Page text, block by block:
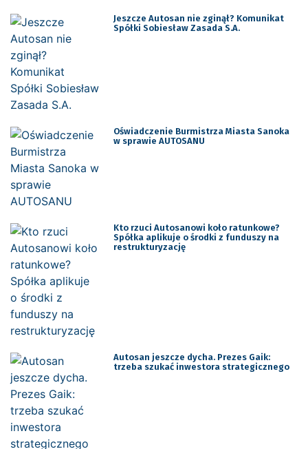
Jeszcze Autosan nie zginął? Komunikat
Spółki Sobiesław Zasada S.A.
Oświadczenie Burmistrza Miasta Sanoka
w sprawie AUTOSANU
Kto rzuci Autosanowi koło ratunkowe?
Spółka aplikuje o środki z funduszy na
restrukturyzację
Autosan jeszcze dycha. Prezes Gaik:
trzeba szukać inwestora strategicznego